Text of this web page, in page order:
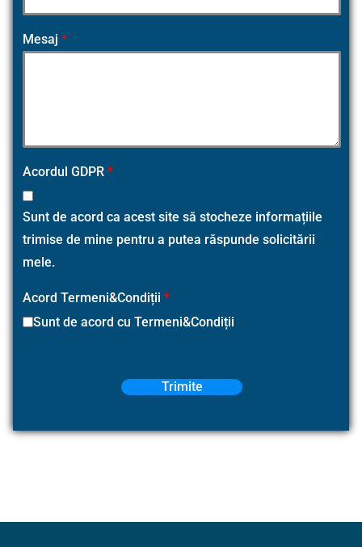
Mesaj *
Acordul GDPR *
Sunt de acord ca acest site să stocheze informațiile
trimise de mine pentru a putea răspunde solicitării
mele.
Acord Termeni&Condiții *
Sunt de acord cu Termeni&Condiții
Trimite